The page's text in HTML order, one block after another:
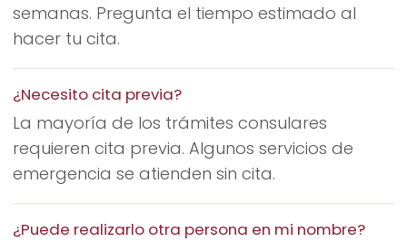
semanas. Pregunta el tiempo estimado al
hacer tu cita.
¿Necesito cita previa?
La mayoría de los trámites consulares
requieren cita previa. Algunos servicios de
emergencia se atienden sin cita.
¿Puede realizarlo otra persona en mi nombre?